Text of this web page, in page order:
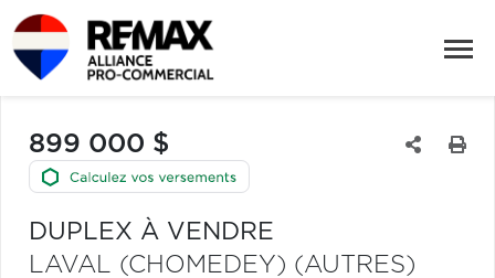
899 000 $
DUPLEX À VENDRE
LAVAL (CHOMEDEY) (AUTRES)